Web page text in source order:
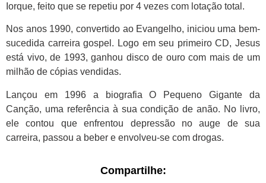
Iorque, feito que se repetiu por 4 vezes com lotação total.
Nos anos 1990, convertido ao Evangelho, iniciou uma bem-
sucedida carreira gospel. Logo em seu primeiro CD, Jesus
está vivo, de 1993, ganhou disco de ouro com mais de um
milhão de cópias vendidas.
Lançou em 1996 a biografia O Pequeno Gigante da
Canção, uma referência à sua condição de anão. No livro,
ele contou que enfrentou depressão no auge de sua
carreira, passou a beber e envolveu-se com drogas.
Compartilhe: